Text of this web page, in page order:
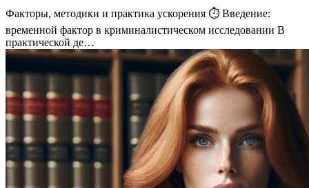
Факторы, методики и практика ускорения ⏱️ Введение:
временной фактор в криминалистическом исследовании В
практической де…